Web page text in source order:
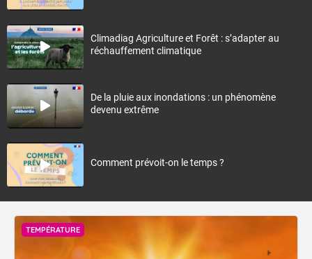
Climadiag Agriculture et Forêt : s’adapter au
réchauffement climatique
De la pluie aux inondations : un phénomène
devenu extrême
Comment prévoit-on le temps ?
TEMPÉRATURE